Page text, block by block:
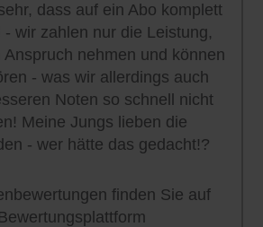
dass auf ein Abo komplett
wir zahlen nur die Leistung,
Anspruch nehmen und können
- was wir allerdings auch
Noten so schnell nicht
Meine Jungs lieben die
- wer hätte das gedacht!?
finden Sie auf